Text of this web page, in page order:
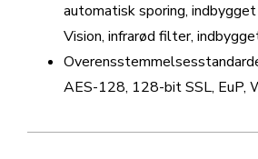
automatisk sporing,
Vision, infrarød filter,
AES-128, 128-bit SSL, EuP,